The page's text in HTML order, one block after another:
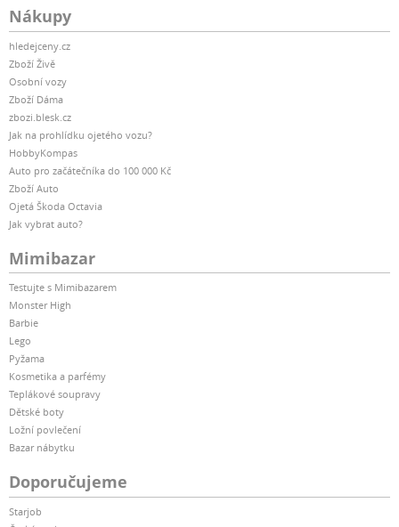
Nákupy
hledejceny.cz
Zboží Živě
Osobní vozy
Zboží Dáma
zbozi.blesk.cz
Jak na prohlídku ojetého vozu?
HobbyKompas
Auto pro začátečníka do 100 000 Kč
Zboží Auto
Ojetá Škoda Octavia
Jak vybrat auto?
Mimibazar
Testujte s Mimibazarem
Monster High
Barbie
Lego
Pyžama
Kosmetika a parfémy
Teplákové soupravy
Dětské boty
Ložní povlečení
Bazar nábytku
Doporučujeme
Starjob